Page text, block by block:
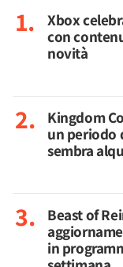
Xbox
con
novità
Kingdom
un periodo
sembra
Beast of
in